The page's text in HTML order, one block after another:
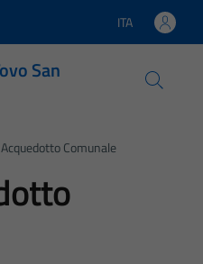
Lingua attiva:
ITA
San
Comunale